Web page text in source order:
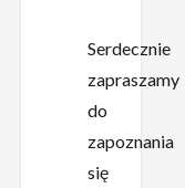
Serdecznie
zapraszamy
do
zapoznania
się